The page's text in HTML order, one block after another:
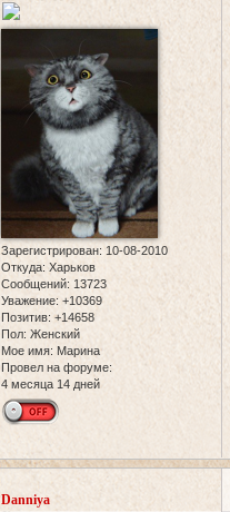
Зарегистрирован: 10-08-2010
Откуда: Харьков
Сообщений: 13723
Уважение: +10369
Позитив: +14658
Пол: Женский
Мое имя: Марина
Провел на форуме:
4 месяца 14 дней
Danniya